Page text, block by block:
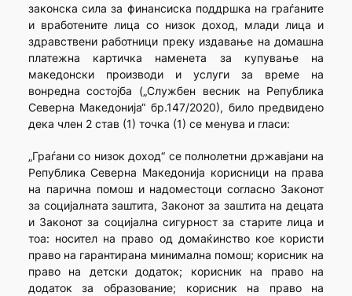
законска сила за финансиска поддршка на граѓаните
и вработените лица со низок доход, млади лица и
здравствени работници преку издавање на домашна
платежна картичка наменета за купување на
македонски производи и услуги за време на
вонредна состојба („Службен весник на Република
Северна Македонија“ бр.147/2020), било предвидено
дека член 2 став (1) точка (1) се менува и гласи:
„Граѓани со низок доход“ се полнолетни државјани на
Република Северна Македонија корисници на права
на парична помош и надоместоци согласно Законот
за социјалната заштита, Законот за заштита на децата
и Законот за социјална сигурност за старите лица и
тоа: носител на право од домаќинство кое користи
право на гарантирана минимална помош; корисник на
право на детски додаток; корисник на право на
додаток за образование; корисник на право на